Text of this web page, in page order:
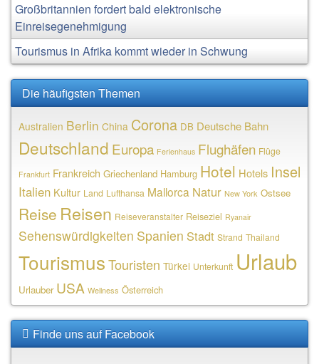
Großbritannien fordert bald elektronische
Einreisegenehmigung
Tourismus in Afrika kommt wieder in Schwung
Die häufigsten Themen
Australien Berlin China Corona DB Deutsche Bahn
Deutschland Europa Ferienhaus Flughäfen Flüge
Frankfurt Frankreich Griechenland Hamburg Hotel Hotels Insel
Italien Kultur Land Lufthansa Mallorca Natur New York Ostsee
Reise Reisen Reiseveranstalter Reiseziel Ryanair
Sehenswürdigkeiten Spanien Stadt Strand Thailand
TourismusTouristen Türkei Unterkunft Urlaub
Urlauber USA Wellness Österreich
Finde uns auf Facebook